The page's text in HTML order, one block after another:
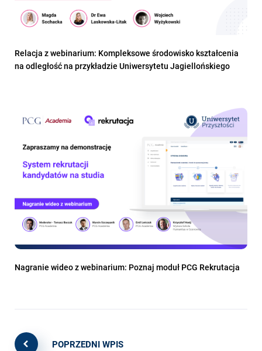
Relacja z webinarium: Kompleksowe środowisko kształcenia
na odległość na przykładzie Uniwersytetu Jagiellońskiego
Nagranie wideo z webinarium: Poznaj moduł PCG Rekrutacja
POPRZEDNI WPIS